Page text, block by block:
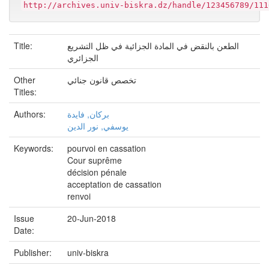
http://archives.univ-biskra.dz/handle/123456789/
Title:
الطعن بالنقض في المادة الجزائية في ظل التشريع
الجزائري
Other
Titles:
تخصص قانون جنائي
Authors:
بركان, فايدة
يوسفي, نور الدين
Keywords:
pourvoi en cassation
Cour suprême
décision pénale
acceptation de cassation
renvoi
Issue
Date:
20-Jun-2018
Publisher:
univ-biskra